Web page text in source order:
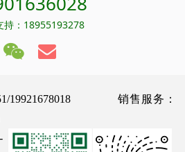
持：18955193278
19921678018 销售服务：